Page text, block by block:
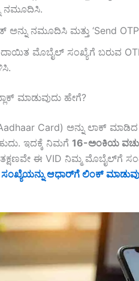
ನಮೂದಿಸಿ.
ಅನ್ನು ನಮೂದಿಸಿ ಮತ್ತು ‘Send
ಮೊಬೈಲ್ ಸಂಖ್ಯೆಗೆ ಬರುವ
ಮಾಡುವುದು ಹೇಗೆ?
Card) ಅನ್ನು ಲಾಕ್
ಇದಕ್ಕೆ ನಿಮಗೆ 16-ಅಂಕಿಯ
ಈ VID ನಿಮ್ಮ ಮೊಬೈಲ್‌ಗೆ
ಆಧಾರ್‌ಗೆ ಲಿಂಕ್